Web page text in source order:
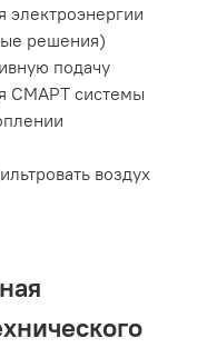
электроэнергии
решения)
подачу
СМАРТ системы
воздух